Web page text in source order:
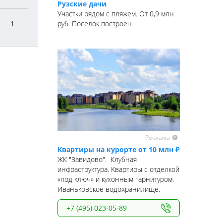
1
Рузские дачи
Участки рядом с пляжем. От 0,9 млн
руб. Поселок построен
Реклама
Квартиры на курорте от 10 млн ₽
ЖК "Завидово". Клубная
инфраструктура. Квартиры с отделкой
«под ключ» и кухонным гарнитуром.
Иваньковское водохранилище.
+7 (495) 023-05-89